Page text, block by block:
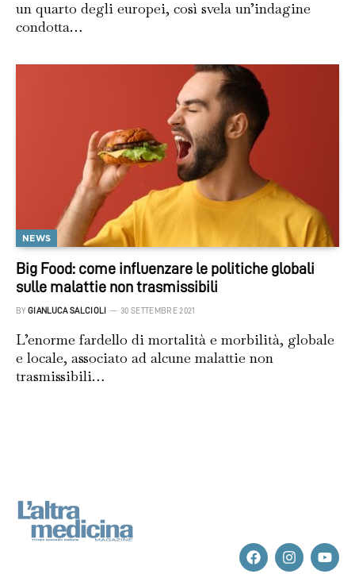
un quarto degli europei, così svela un’indagine
condotta…
NEWS
Big Food: come influenzare le politiche globali
sulle malattie non trasmissibili
BY GIANLUCA SALCIOLI 30 SETTEMBRE 2021
L’enorme fardello di mortalità e morbilità, globale
e locale, associato ad alcune malattie non
trasmissibili…